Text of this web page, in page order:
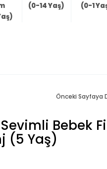
(0-14 Yaş)
(0-1
Önceki Sayfaya
Bebek
(5 Yaş)